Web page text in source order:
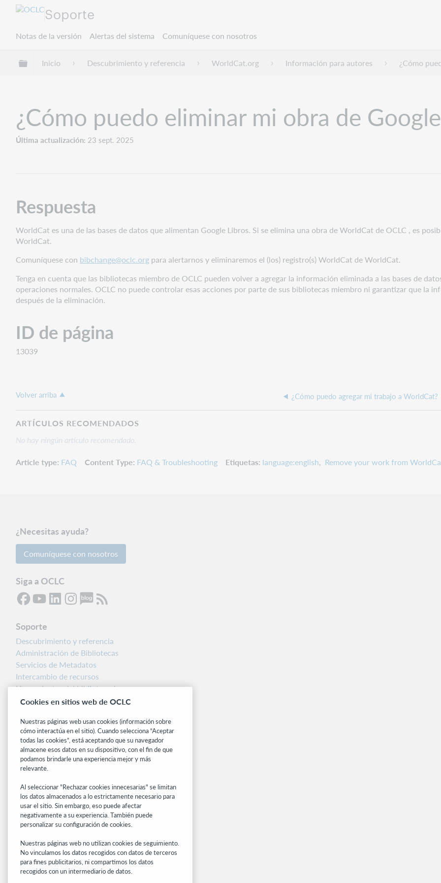
Soporte
Notas de la versión Alertas del sistema Comuníquese con nosotros
Expandir/contraer jerarquía global
Inicio Descubrimiento y referencia WorldCat.org Información para autores ¿Cómo
¿Cómo puedo eliminar mi obra de
Última actualización 23 sept. 2025
Respuesta
WorldCat es una de las bases de datos que alimentan Google Libros. Si se elimina una obra de WorldCat de OCLC , es
WorldCat.
Comuníquese con bibchange@oclc.org para alertarnos y eliminaremos el (los) registro(s) WorldCat de WorldCat.
Tenga en cuenta que las bibliotecas miembro de OCLC pueden volver a agregar la información eliminada a las bases de
operaciones normales. OCLC no puede controlar esas acciones por parte de sus bibliotecas miembro ni garantizar que la
después de la eliminación.
ID de página
13039
Volver arriba ¿Cómo puedo agregar mi trabajo a WorldCat?
ARTÍCULOS RECOMENDADOS
No hay ningún artículo recomendado.
Article type FAQ Content Type FAQ & Troubleshooting Etiquetas language:english Remove your work from
¿Necesitas ayuda?
Comuníquese con nosotros
Siga a OCLC
Soporte
Descubrimiento y referencia
Administración de Bibliotecas
Servicios de Metadatos
Intercambio de recursos
Herramientas del bibliotecario
Notas de la versión
Sitios relacionados
OCLC.org
BibFormats
Centro comunitario
Investigación
WebJunction
Red de desarrolladores
Manténgase al día
Obtenga las últimas novedades de los
productos, estudios de investigación, eventos
y mucho más – directo a su bandeja de
Cookies en sitios web de OCLC
Nuestras páginas web usan cookies (información sobre
cómo interactúa en el sitio). Cuando selecciona “Aceptar
todas las cookies”, está aceptando que su navegador
almacene esos datos en su dispositivo, con el fin de que
podamos brindarle una experiencia mejor y más
relevante.
Al seleccionar "Rechazar cookies innecesarias" se limitan
los datos almacenados a lo estrictamente necesario para
usar el sitio. Sin embargo, eso puede afectar
negativamente a su experiencia. También puede
personalizar su configuración de cookies.
Nuestras páginas web no utilizan cookies de seguimiento.
No vinculamos los datos recogidos con datos de terceros
para fines publicitarios, ni compartimos los datos
recogidos con un intermediario de datos.